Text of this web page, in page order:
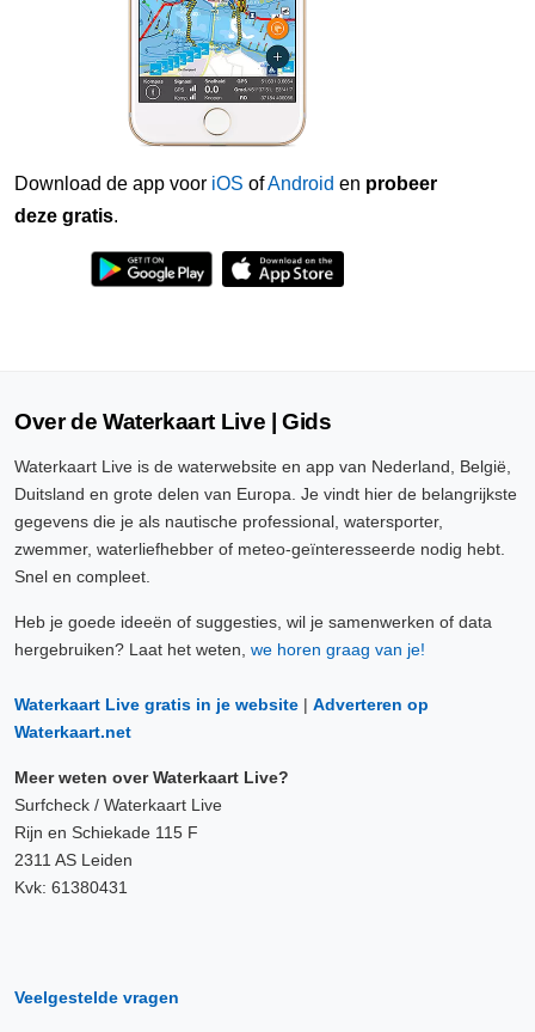
Download de app voor iOS ofAndroid en probeer
deze gratis.
Over de Waterkaart Live | Gids
Waterkaart Live is de waterwebsite en app van Nederland, België,
Duitsland en grote delen van Europa. Je vindt hier de belangrijkste
gegevens die je als nautische professional, watersporter,
zwemmer, waterliefhebber of meteo-geïnteresseerde nodig hebt.
Snel en compleet.
Heb je goede ideeën of suggesties, wil je samenwerken of data
hergebruiken? Laat het weten, we horen graag van je!
Waterkaart Live gratis in je website | Adverteren op
Waterkaart.net
Meer weten over Waterkaart Live?
Surfcheck / Waterkaart Live
Rijn en Schiekade 115 F
2311 AS Leiden
Kvk: 61380431
Veelgestelde vragen